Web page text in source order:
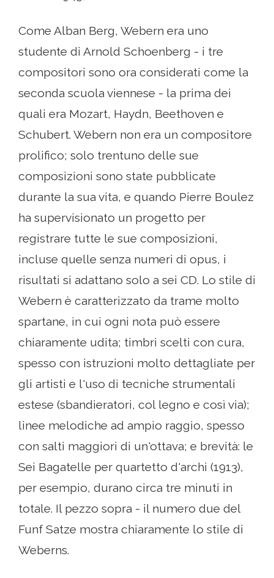
Come Alban Berg, Webern era uno
studente di Arnold Schoenberg - i tre
compositori sono ora considerati come la
seconda scuola viennese - la prima dei
quali era Mozart, Haydn, Beethoven e
Schubert. Webern non era un compositore
prolifico; solo trentuno delle sue
composizioni sono state pubblicate
durante la sua vita, e quando Pierre Boulez
ha supervisionato un progetto per
registrare tutte le sue composizioni,
incluse quelle senza numeri di opus, i
risultati si adattano solo a sei CD. Lo stile di
Webern è caratterizzato da trame molto
spartane, in cui ogni nota può essere
chiaramente udita; timbri scelti con cura,
spesso con istruzioni molto dettagliate per
gli artisti e l'uso di tecniche strumentali
estese (sbandieratori, col legno e così via);
linee melodiche ad ampio raggio, spesso
con salti maggiori di un'ottava; e brevità: le
Sei Bagatelle per quartetto d'archi (1913),
per esempio, durano circa tre minuti in
totale. Il pezzo sopra - il numero due del
Funf Satze mostra chiaramente lo stile di
Weberns.